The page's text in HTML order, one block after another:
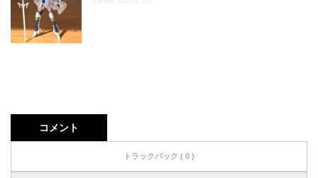
コメント
トラックバック ( 0 )